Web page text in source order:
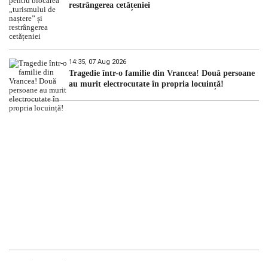
restrângerea cetățeniei
14:35, 07 Aug 2026
Tragedie într-o familie din Vrancea! Două persoane
au murit electrocutate în propria locuință!